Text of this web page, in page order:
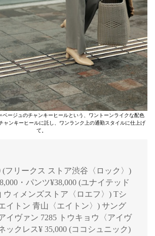
ベージュのチャンキーヒールという、ワントーンライクな配色
ャンキーヒールに託し、ワンランク上の通勤スタイルに仕上げ
て。
(フリークス ストア渋谷〈ロック〉)
・パンツ¥38,000 (ユナイテッド
ウィメンズストア〈ロエフ〉) Tシ
イトン 青山〈エイトン〉) サング
イヴァン 7285 トウキョウ〈アイヴ
ックレス¥ 35,000 (ココシュニック)